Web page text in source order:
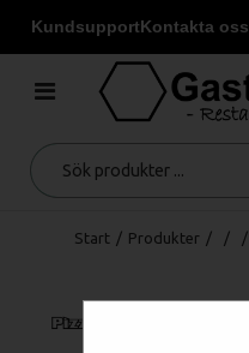
KundsupportKontakta oss
Start / Produkter / / /